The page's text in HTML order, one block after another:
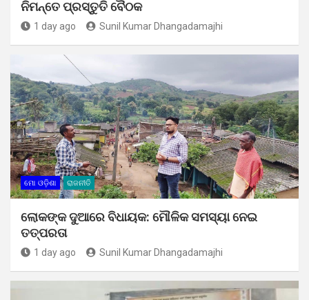
ନିମନ୍ତେ ପ୍ରସ୍ତୁତି ବୈଠକ
1 day ago Sunil Kumar Dhangadamajhi
ମୋ ଓଡ଼ିଶା ରାଜନୀତି
ଲୋକଙ୍କ ଦୁଆରେ ବିଧାୟକ: ମୌଳିକ ସମସ୍ୟା ନେଇ
ତତ୍ପରତା
1 day ago Sunil Kumar Dhangadamajhi